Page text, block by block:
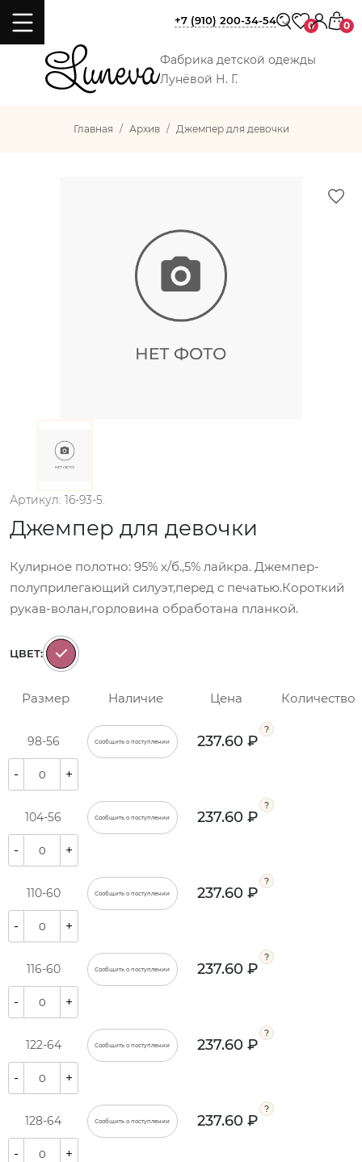
Фабрика детской одежды
Лунёвой Н. Г.
+7 (910) 200-34-54 0 0
Главная Архив Джемпер для девочки
Артикул: 16-93-5.
Джемпер для девочки
Кулирное полотно: 95% х/б.,5% лайкра. Джемпер-
полуприлегающий силуэт,перед с печатью.Короткий
рукав-волан,горловина обработана планкой.
ЦВЕТ:
Размер Наличие Цена Количество
98-56 Сообщить о поступлении 237.60 ₽
- +
104-56 Сообщить о поступлении 237.60 ₽
- +
110-60 Сообщить о поступлении 237.60 ₽
- +
116-60 Сообщить о поступлении 237.60 ₽
- +
122-64 Сообщить о поступлении 237.60 ₽
- +
128-64 Сообщить о поступлении 237.60 ₽
- +